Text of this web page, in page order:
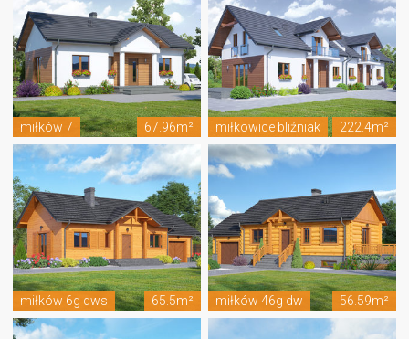
miłków 7 67.96m² miłkowice bliźniak 222.4m²
miłków 6g dws 65.5m² miłków 46g dw 56.59m²